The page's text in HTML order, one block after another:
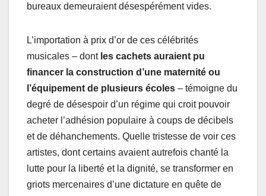
bureaux demeuraient désespérément vides.
L’importation à prix d’or de ces célébrités
musicales – dont les cachets auraient pu
financer la construction d’une maternité ou
l’équipement de plusieurs écoles – témoigne du
degré de désespoir d’un régime qui croit pouvoir
acheter l’adhésion populaire à coups de décibels
et de déhanchements. Quelle tristesse de voir ces
artistes, dont certains avaient autrefois chanté la
lutte pour la liberté et la dignité, se transformer en
griots mercenaires d’une dictature en quête de